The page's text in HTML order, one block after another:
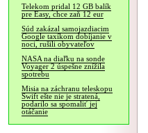
Telekom pridal 12 GB balík
pre Easy, chce zaň 12 eur
Súd zakázal samojazdiacim
Google taxíkom dobíjanie v
noci, rušili obyvateľov
NASA na diaľku na sonde
Voyager 2 úspešne znížila
spotrebu
Misia na záchranu teleskopu
Swift ešte nie je stratená,
podarilo sa spomaliť jej
otáčanie